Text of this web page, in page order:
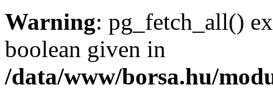
Warning: pg_fetch_all()
boolean given in
/data/www/borsa.hu/